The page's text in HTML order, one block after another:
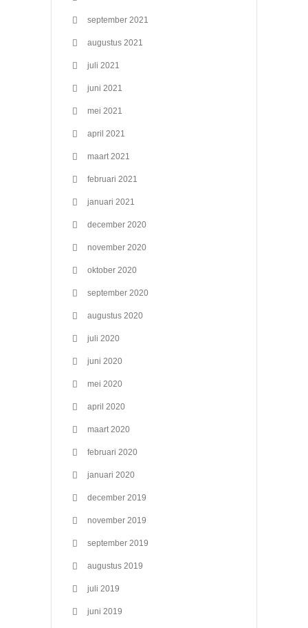
september 2021
augustus 2021
juli 2021
juni 2021
mei 2021
april 2021
maart 2021
februari 2021
januari 2021
december 2020
november 2020
oktober 2020
september 2020
augustus 2020
juli 2020
juni 2020
mei 2020
april 2020
maart 2020
februari 2020
januari 2020
december 2019
november 2019
september 2019
augustus 2019
juli 2019
juni 2019